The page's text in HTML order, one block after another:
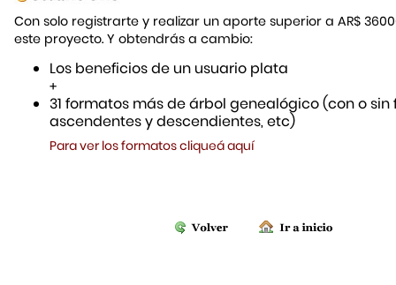
Con solo registrarte y realizar un aporte superior a AR$
este proyecto. Y obtendrás a cambio:
Los beneficios de un usuario plata
+
31 formatos más de árbol genealógico (con o sin
ascendentes y descendientes, etc)
Para ver los formatos cliqueá aquí